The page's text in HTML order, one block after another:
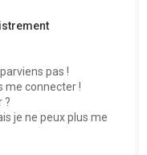
pas !
me connecter !
?
je ne peux plus me